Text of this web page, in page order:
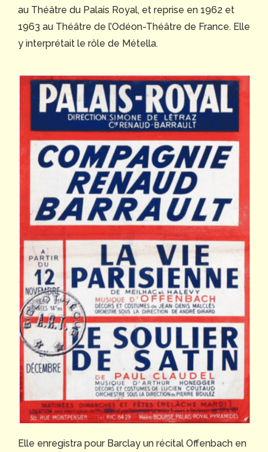
au Théâtre du Palais Royal, et reprise en 1962 et
1963 au Théâtre de l’Odéon-Théâtre de France. Elle
y interprétait le rôle de Métella.
Elle enregistra pour Barclay un récital Offenbach en